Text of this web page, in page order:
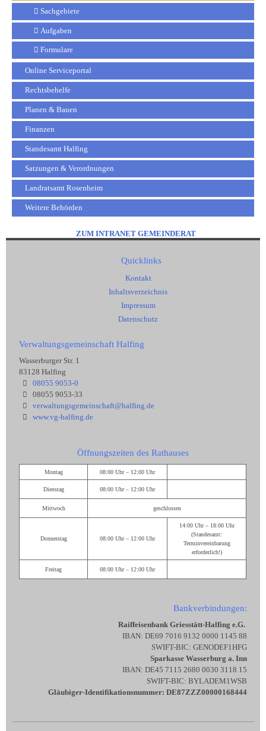
Sachgebiete
Aufgaben
Formulare
Online Serviceportal
Rechtsbehelfe
Planen & Bauen
Finanzen
Standesamt Halfing
Satzungen & Verordnungen
Landratsamt Rosenheim
Weitere Behörden
ZUM INTRANET GEMEINDERAT
Quicklinks
Kontakt
Inhaltsverzeichnis
Impressum
Datenschutz
Verwaltungsgemeinschaft Halfing
Wasserburger Str. 1
83128 Halfing
08055 9053-0
08055 9053-33
verwaltungsgemeinschaft@halfing.de
www.vg-halfing.de
Öffnungszeiten des Rathauses
Montag 08:00 Uhr – 12:00 Uhr
Dienstag 08:00 Uhr – 12:00 Uhr
Mittwoch geschlossen
Donnerstag 08:00 Uhr – 12:00 Uhr
14:00 Uhr – 18:00 Uhr
(Standesamt:
Terminvereinbarung
erforderlich!)
Freitag 08:00 Uhr – 12:00 Uhr
Bankverbindungen:
Raiffeisenbank Griesstätt-Halfing e.G.
IBAN: DE69 7016 9132 0000 1145 88
SWIFT-BIC: GENODEF1HFG
Sparkasse Wasserburg a. Inn
IBAN: DE45 7115 2680 0030 3118 15
SWIFT-BIC: BYLADEM1WSB
Gläubiger-Identifikationsnummer: DE87ZZZ00000168444